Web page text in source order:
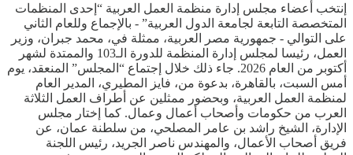
إنتخب أعضاء مجلس إدارة منظمة العمل العربية “إحدى المنظمات
المتخصصة التابعة لجامعة الدول العربية” - بالإجماع وللعام الثاني
على التوالي - جمهورية مصر العربية، ممثلة في، محمد جبران، وزير
العمل، رئيسا لمجلس إدارة المنظمة للدورة الـ103 والممتدة لشهر
أكتوبر من العام 2026. جاء ذلك خلال إجتماع “المجلس” المنعقد، يوم
أمس السبت، بالقاهرة، بدعوة من، فايز المطيري، المدير العام
لمنظمة العمل العربية، وبحضور ممثلين عن أطراف العمل الثلاثة
العرب من حكومات وأصحاب أعمال وعمال. كما إختار مجلس
الإدارة، الشيخ راشد بن عامر المصلحي، من سلطنة عمان، عن
فريق أصحاب الأعمال، والمهندس ناصر الجريد، رئيس اللجنة